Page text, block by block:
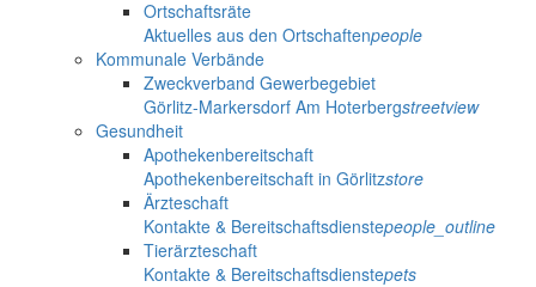
Ortschaftsräte
Aktuelles aus den Ortschaftenpeople
Kommunale Verbände
Zweckverband Gewerbegebiet
Görlitz-Markersdorf Am Hoterbergstreetview
Gesundheit
Apothekenbereitschaft
Apothekenbereitschaft in Görlitzstore
Ärzteschaft
Kontakte & Bereitschaftsdienstepeople_outline
Tierärzteschaft
Kontakte & Bereitschaftsdienstepets